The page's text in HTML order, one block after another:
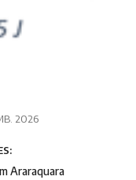
2026
Araraquara